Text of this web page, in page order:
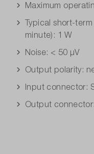
Maximum
Typical short-
minute): 1 W
Noise: < 50 µV
Output polarity:
Input connector:
Output